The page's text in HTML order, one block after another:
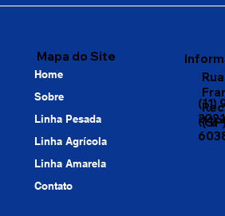
(11)
2221
(11)
Mapa do Site
Home
Sobre
Linha Pesada
Linha Agrícola
Linha Amarela
Contato